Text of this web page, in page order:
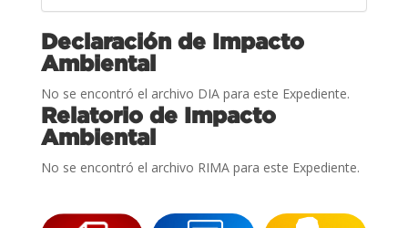
Declaración de Impacto
Ambiental
No se encontró el archivo DIA para este Expediente.
Relatorio de Impacto
Ambiental
No se encontró el archivo RIMA para este Expediente.